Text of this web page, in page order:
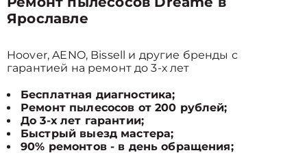
Ярославле
Hoover, AENO, Bissell и другие бренды с
гарантией на ремонт до 3-х лет
Бесплатная диагностика;
Ремонт пылесосов от 200 рублей;
До 3-х лет гарантии;
Быстрый выезд мастера;
90% ремонтов - в день обращения;